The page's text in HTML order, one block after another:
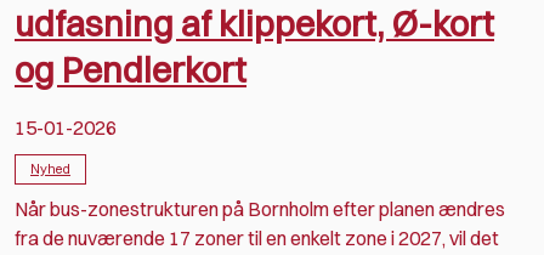
udfasning af klippekort, Ø-kort
og Pendlerkort
15-01-2026
Nyhed
Når bus-zonestrukturen på Bornholm efter planen ændres
fra de nuværende 17 zoner til en enkelt zone i 2027, vil det